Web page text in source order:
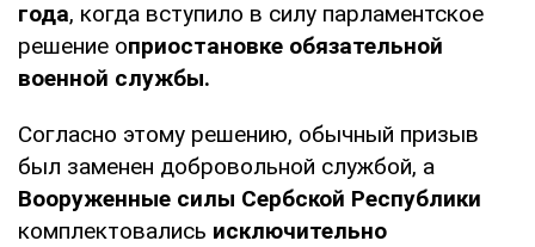
года, когда вступило в силу парламентское
решение оприостановке обязательной
военной службы.
Согласно этому решению, обычный призыв
был заменен добровольной службой, а
Вооруженные силы Сербской Республики
комплектовались исключительно